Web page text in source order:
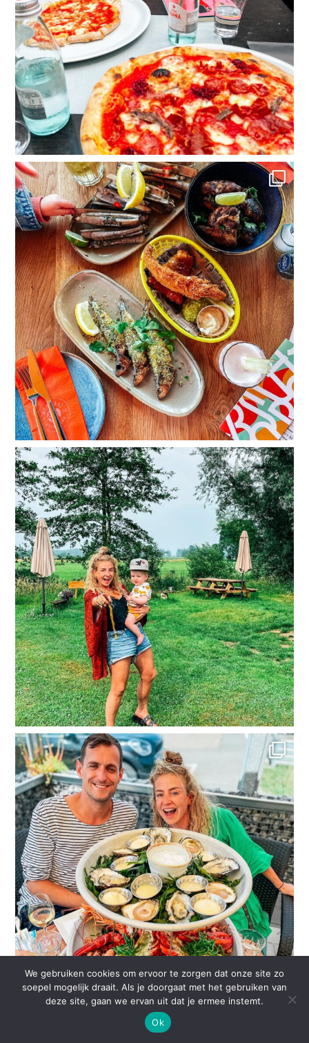
We gebruiken cookies om ervoor te zorgen dat onze site zo
soepel mogelijk draait. Als je doorgaat met het gebruiken van
deze site, gaan we ervan uit dat je ermee instemt.
Ok